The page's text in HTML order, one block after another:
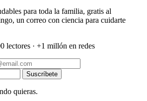
para toda la familia, gratis al
un correo con ciencia para cuidarte
lectores · +1 millón en redes
Suscríbete
quieras.